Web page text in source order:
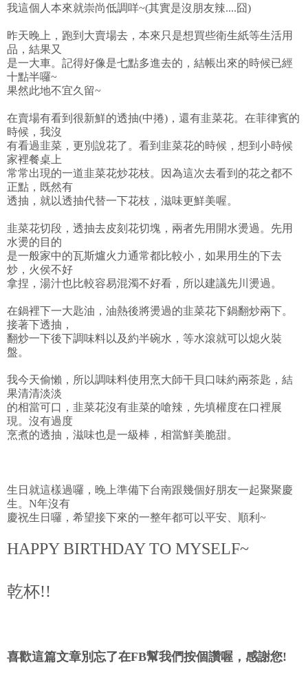
我這個人本來就崇尚低調咩~(其實是沒朋友辣....囧)
昨天晚上，跑到大賣場去，本來只是想買些衛生紙等生活用
品，結果又
是一大車。記得好像是七點多進去的，結帳出來的時候已經
十點半囉~
果然此地不宜久留~
在賣場有看到很新鮮的透抽(中捲)，還有韭菜花。在菲律賓的
時候，我沒
有看過韭菜，更別說花了。看到韭菜花的時候，想到小時候
家裡餐桌上
常常出現的一道韭菜花炒花枝。因為這次去看到的花之都不
正點，既然有
透抽，就以透抽代替一下花枝，滋味更鮮美喔。
韭菜花切段，透抽去皮刻花切塊，兩者先用開水燙過。先用
水燙的目的
是一般家中的瓦斯爐火力通常都比較小，如果用生的下去
炒，火侯不好
拿捏，湯汁也比較容易混濁不好看，所以建議先川燙過。
在鍋裡下一大匙油，油熱後將燙過的韭菜花下鍋翻炒兩下。
接著下透抽，
翻炒一下後下調味料以及約半碗水，等水滾就可以熄火裝
盤。
我今天偷懶，所以調味料使用烹大師干貝口味約兩茶匙，結
果清清淡淡
的相當可口，韭菜花沒有韭菜的嗆辣，先填權度在口裡展
現。沒有過度
烹煮的透抽，滋味也是一級棒，相當鮮美脆甜。
生日就這樣過囉，晚上準備下台南跟幾個好朋友一起聚聚慶
生。N年沒有
慶祝生日囉，希望接下來的一整年都可以平安、順利~
HAPPY BIRTHDAY TO MYSELF~
乾杯!!
喜歡這篇文章別忘了在FB幫我們按個讚喔，感謝您!